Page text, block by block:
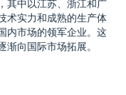
其中以江苏、浙江和广
术实力和成熟的生产体
内市场的领军企业。这
向国际市场拓展。